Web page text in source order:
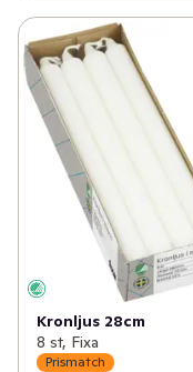
Kronljus 28cm
8 st, Fixa
Prismatch